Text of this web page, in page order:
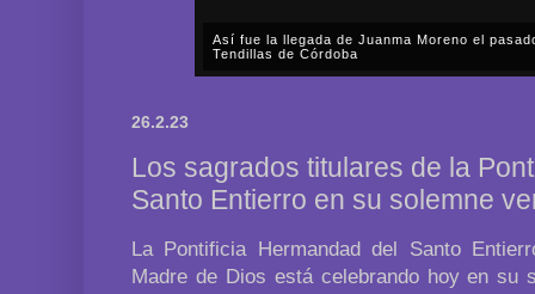
Así fue la procesión extraordinaria de La
aniversario del Dogma de La Asunción de la
26.2.23
Los sagrados titulares de la
Santo Entierro en su solemne
La Pontificia Hermandad del Santo
Madre de Dios está celebrando hoy en su